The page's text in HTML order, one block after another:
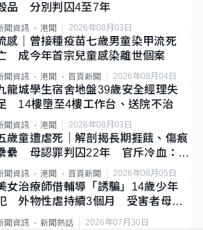
品 分別判囚4至7年
聞資訊 港聞 2026年08月03日
感｜曾接種疫苗七歲男童染甲流死
成今年首宗兒童感染離世個案
聞資訊 港聞 首頁新聞 2026年08月04日
龍城學生宿舍地盤39歲安全經理失
14樓墮至4樓工作台、送院不治
聞資訊 港聞 2026年08月03日
歲童遭虐死｜解剖揭長期捱餓、傷痕
纍 母認罪判囚22年 官斥冷血：同
案最惡劣
聞資訊 港聞 首頁新聞 2026年08月05日
女治療師借輔導「誘騙」14歲少年
外物性虐持續3個月 受害者母：
保護其他人
聞資訊 新聞熱話 2026年07月30日